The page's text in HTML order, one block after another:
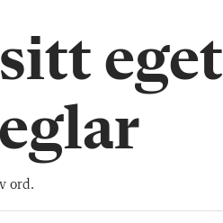
eget
ord.